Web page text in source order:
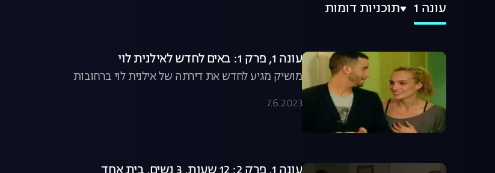
עונה 1 תוכניות דומות
עונה 1, פרק 1: באים לחדש לאילנית לוי
מושיק מגיע לחדש את דירתה של אילנית לוי ברחובות
7.6.2023